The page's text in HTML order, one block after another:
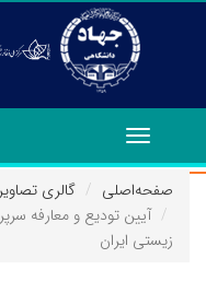
Toggle
navigation
صفحه‌اصلی
گالری تصاویر
آیین تودیع و معارفه
زیستی ایران